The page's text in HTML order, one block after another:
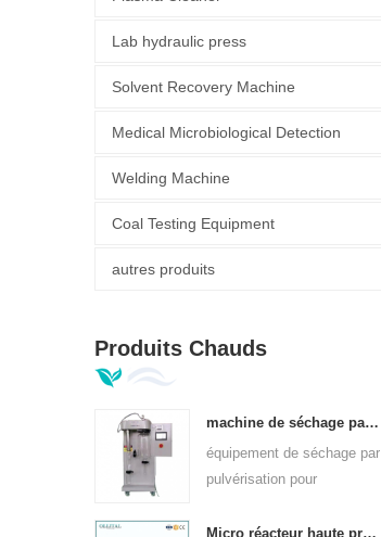
Lab hydraulic press
Solvent Recovery Machine
Medical Microbiological Detection
Welding Machine
Coal Testing Equipment
autres produits
Produits Chauds
machine de séchage par atomisation à l'échelle de laboratoire 1,5 l
équipement de séchage par
pulvérisation pour
qualité de 1,5 l
Micro réacteur haute pression parallèle entièrement automatique